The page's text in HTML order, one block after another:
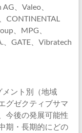
、Valeo、
CONTINENTAL
、MPG、
、GATE、Vibratech
ント別（地域
グゼクティブサマ
今後の発展可能性
期・長期的にどの